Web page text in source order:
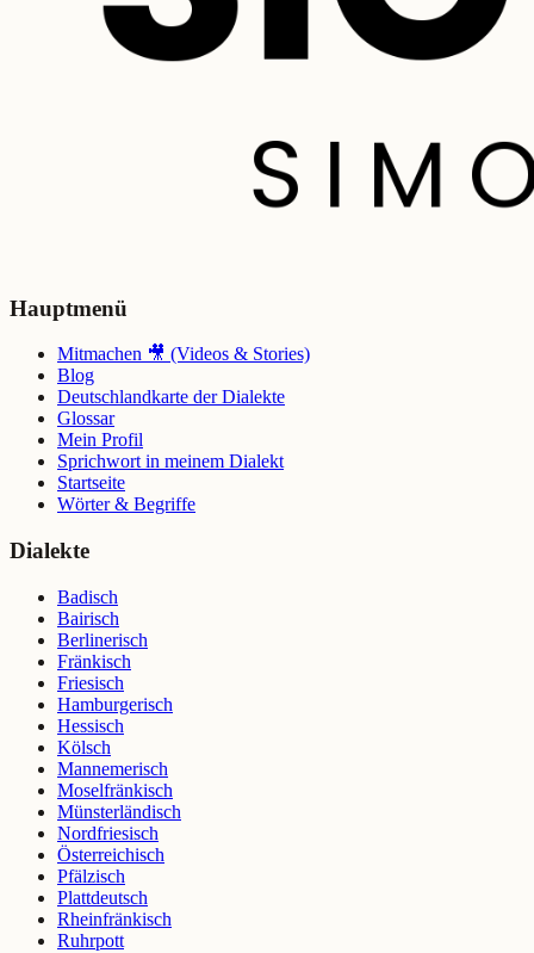
Hauptmenü
Mitmachen 🎥 (Videos & Stories)
Blog
Deutschlandkarte der Dialekte
Glossar
Mein Profil
Sprichwort in meinem Dialekt
Startseite
Wörter & Begriffe
Dialekte
Badisch
Bairisch
Berlinerisch
Fränkisch
Friesisch
Hamburgerisch
Hessisch
Kölsch
Mannemerisch
Moselfränkisch
Münsterländisch
Nordfriesisch
Österreichisch
Pfälzisch
Plattdeutsch
Rheinfränkisch
Ruhrpott